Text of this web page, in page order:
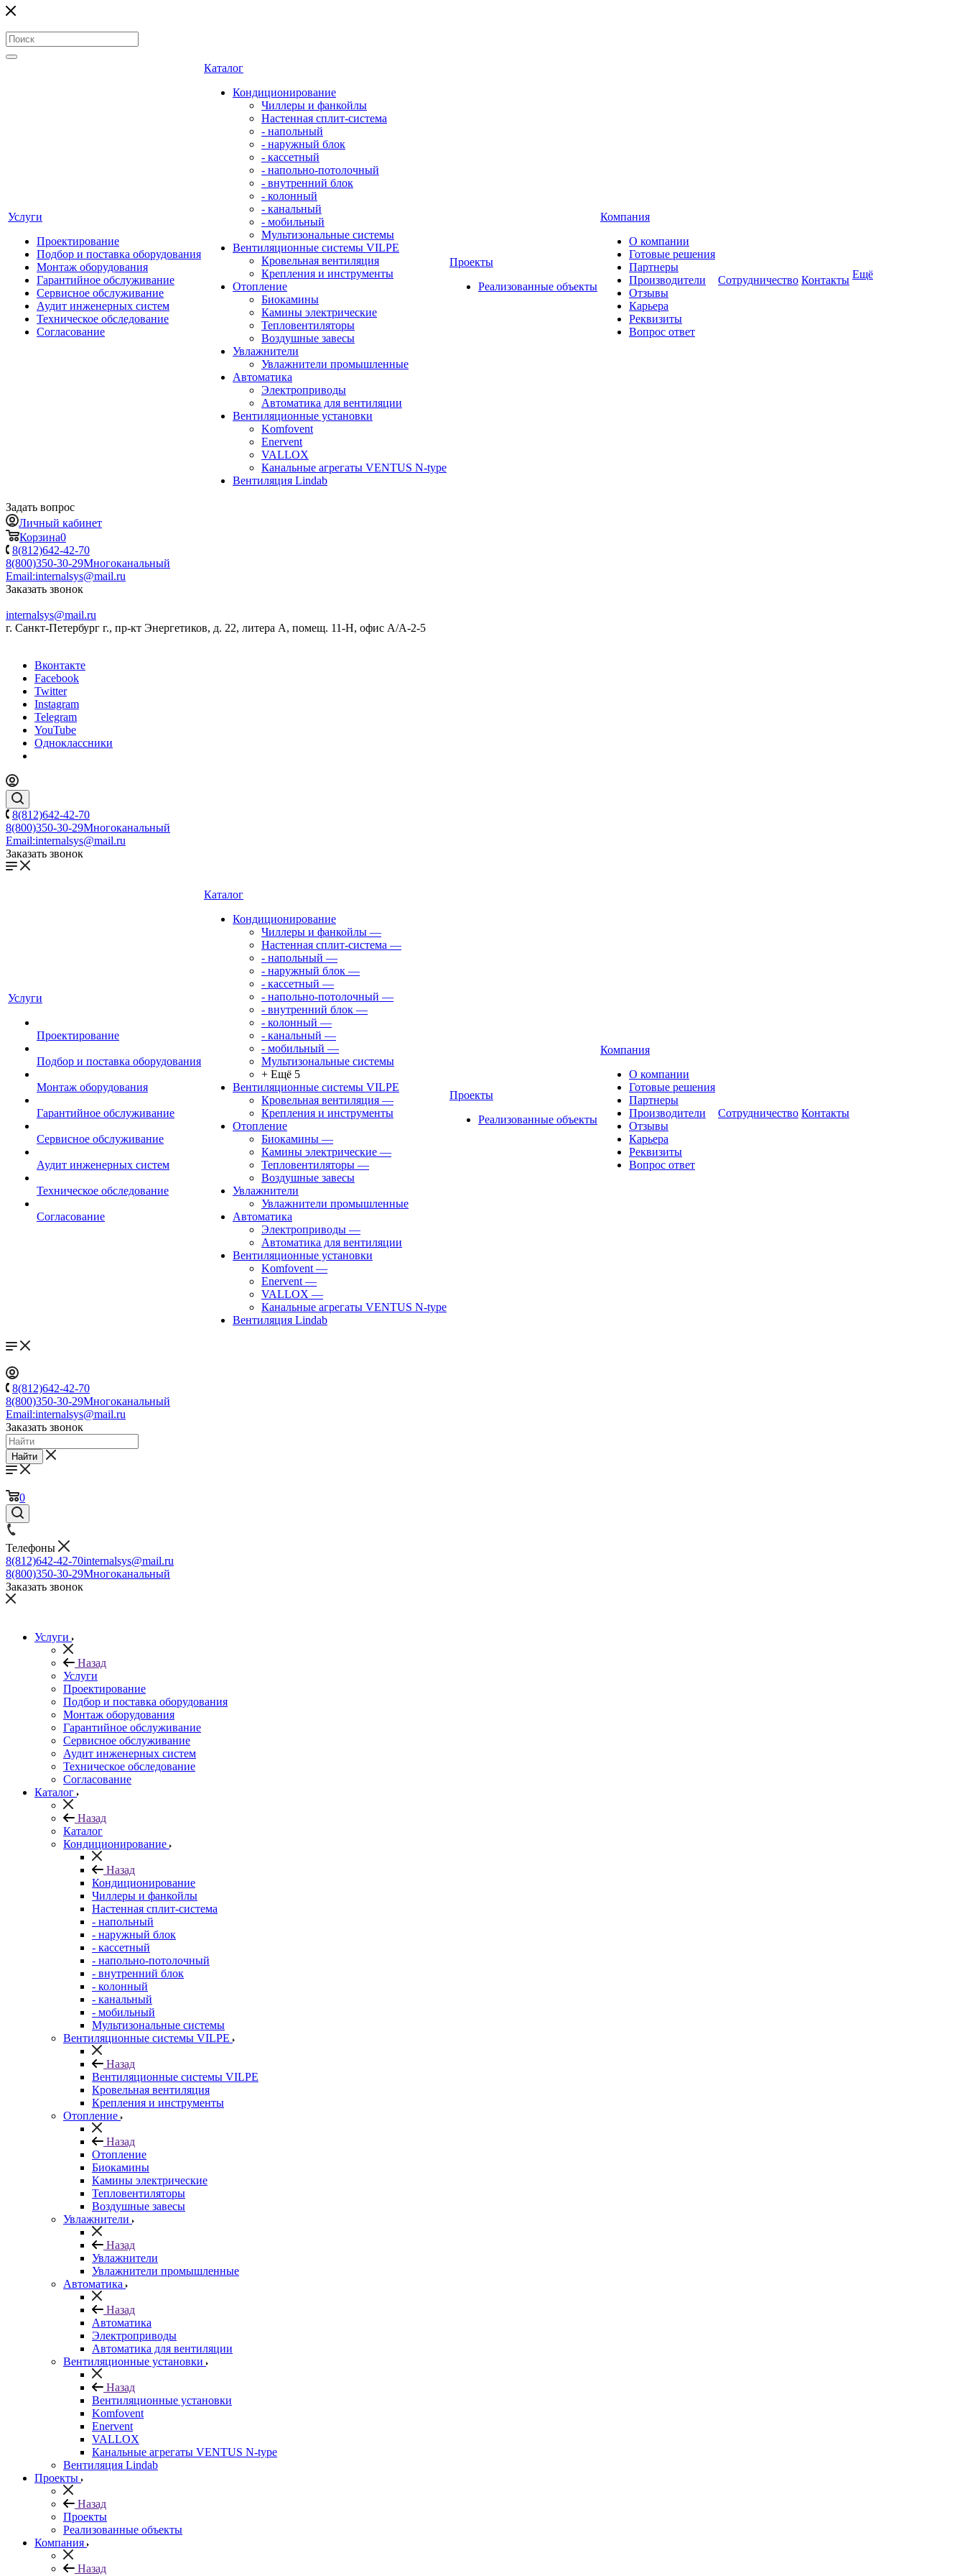
Услуги
Проектирование
Подбор и поставка оборудования
Монтаж оборудования
Гарантийное обслуживание
Сервисное обслуживание
Аудит инженерных систем
Техническое обследование
Согласование
Каталог
Кондиционирование
Чиллеры и фанкойлы
Настенная сплит-система
- напольный
- наружный блок
- кассетный
- напольно-потолочный
- внутренний блок
- колонный
- канальный
- мобильный
Мультизональные системы
Вентиляционные системы VILPE
Кровельная вентиляция
Крепления и инструменты
Отопление
Биокамины
Камины электрические
Тепловентиляторы
Воздушные завесы
Увлажнители
Увлажнители промышленные
Автоматика
Электроприводы
Автоматика для вентиляции
Вентиляционные установки
Komfovent
Enervent
VALLOX
Канальные агрегаты VENTUS N-type
Вентиляция Lindab
Проекты
Реализованные объекты
Компания
О компании
Готовые решения
Партнеры
Производители
Отзывы
Карьера
Реквизиты
Вопрос ответ
Сотрудничество Контакты Ещё
Задать вопрос
Личный кабинет
Корзина0
8(812)642-42-70
8(800)350-30-29Многоканальный
Email:internalsys@mail.ru
Заказать звонок
internalsys@mail.ru
г. Санкт-Петербург г., пр-кт Энергетиков, д. 22, литера А, помещ. 11-Н, офис А/А-2-5
Вконтакте
Facebook
Twitter
Instagram
Telegram
YouTube
Одноклассники
8(812)642-42-70
8(800)350-30-29Многоканальный
Email:internalsys@mail.ru
Заказать звонок
Услуги
Проектирование
Подбор и поставка оборудования
Монтаж оборудования
Гарантийное обслуживание
Сервисное обслуживание
Аудит инженерных систем
Техническое обследование
Согласование
Каталог
Кондиционирование
Чиллеры и фанкойлы —
Настенная сплит-система —
- напольный —
- наружный блок —
- кассетный —
- напольно-потолочный —
- внутренний блок —
- колонный —
- канальный —
- мобильный —
Мультизональные системы
+ Ещё 5
Вентиляционные системы VILPE
Кровельная вентиляция —
Крепления и инструменты
Отопление
Биокамины —
Камины электрические —
Тепловентиляторы —
Воздушные завесы
Увлажнители
Увлажнители промышленные
Автоматика
Электроприводы —
Автоматика для вентиляции
Вентиляционные установки
Komfovent —
Enervent —
VALLOX —
Канальные агрегаты VENTUS N-type
Вентиляция Lindab
Проекты
Реализованные объекты
Компания
О компании
Готовые решения
Партнеры
Производители
Отзывы
Карьера
Реквизиты
Вопрос ответ
Сотрудничество Контакты
8(812)642-42-70
8(800)350-30-29Многоканальный
Email:internalsys@mail.ru
Заказать звонок
Найти
0
Телефоны
8(812)642-42-70internalsys@mail.ru
8(800)350-30-29Многоканальный
Заказать звонок
Услуги
Назад
Услуги
Проектирование
Подбор и поставка оборудования
Монтаж оборудования
Гарантийное обслуживание
Сервисное обслуживание
Аудит инженерных систем
Техническое обследование
Согласование
Каталог
Назад
Каталог
Кондиционирование
Назад
Кондиционирование
Чиллеры и фанкойлы
Настенная сплит-система
- напольный
- наружный блок
- кассетный
- напольно-потолочный
- внутренний блок
- колонный
- канальный
- мобильный
Мультизональные системы
Вентиляционные системы VILPE
Назад
Вентиляционные системы VILPE
Кровельная вентиляция
Крепления и инструменты
Отопление
Назад
Отопление
Биокамины
Камины электрические
Тепловентиляторы
Воздушные завесы
Увлажнители
Назад
Увлажнители
Увлажнители промышленные
Автоматика
Назад
Автоматика
Электроприводы
Автоматика для вентиляции
Вентиляционные установки
Назад
Вентиляционные установки
Komfovent
Enervent
VALLOX
Канальные агрегаты VENTUS N-type
Вентиляция Lindab
Проекты
Назад
Проекты
Реализованные объекты
Компания
Назад